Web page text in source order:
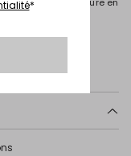
social est à
semelle en
*